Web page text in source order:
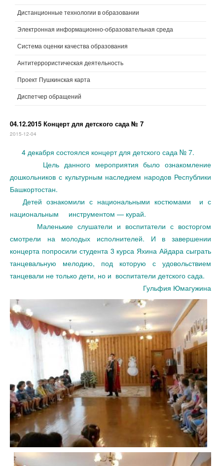
Дистанционные технологии в образовании
Электронная информационно-образовательная среда
Система оценки качества образования
Антитеррористическая деятельность
Проект Пушкинская карта
Диспетчер обращений
04.12.2015 Концерт для детского сада № 7
2015-12-04
4 декабря состоялся концерт для детского сада № 7.
Цель данного мероприятия было ознакомление
дошкольников с культурным наследием народов Республики
Башкортостан.
Детей ознакомили с национальными костюмами и с
национальным инструментом — курай.
Маленькие слушатели и воспитатели с восторгом
смотрели на молодых исполнителей. И в завершении
концерта попросили студента 3 курса Яхина Айдара сыграть
танцевальную мелодию, под которую с удовольствием
танцевали не только дети, но и воспитатели детского сада.
Гульфия Юмагужина